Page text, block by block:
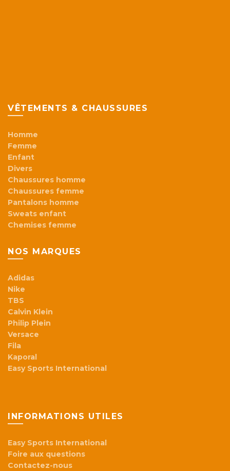
VÊTEMENTS & CHAUSSURES
Homme
Femme
Enfant
Divers
Chaussures homme
Chaussures femme
Pantalons homme
Sweats enfant
Chemises femme
NOS MARQUES
Adidas
Nike
TBS
Calvin Klein
Philip Plein
Versace
Fila
Kaporal
Easy Sports International
INFORMATIONS UTILES
Easy Sports International
Foire aux questions
Contactez-nous